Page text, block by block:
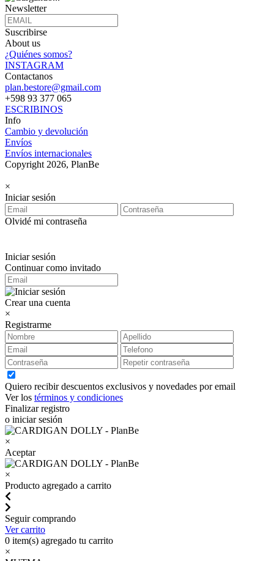
Newsletter
Suscribirse
About us
¿Quiénes somos?
INSTAGRAM
Contactanos
plan.bestore@gmail.com
+598 93 377 065
ESCRIBINOS
Info
Cambio y devolución
Envíos
Envíos internacionales
Copyright 2026, PlanBe
×
Iniciar sesión
Olvidé mi contraseña
Iniciar sesión
Continuar como invitado
Crear una cuenta
×
Registrarme
Quiero recibir descuentos exclusivos y novedades por email
Ver los términos y condiciones
Finalizar registro
o iniciar sesión
×
Aceptar
×
Producto agregado a carrito
Seguir comprando
Ver carrito
0 item(s) agregado tu carrito
×